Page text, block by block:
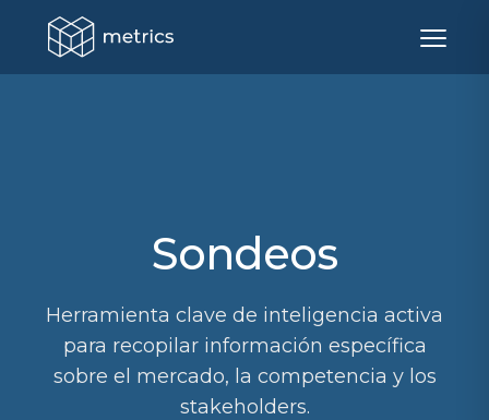
Sondeos
Herramienta clave de inteligencia activa
para recopilar información específica
sobre el mercado, la competencia y los
stakeholders.